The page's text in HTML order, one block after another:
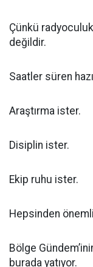
Çünkü
değildir.
Saatler süren
Araştırma ister.
Disiplin ister.
Ekip ruhu ister.
Hepsinden
Bölge
burada yatıyor.